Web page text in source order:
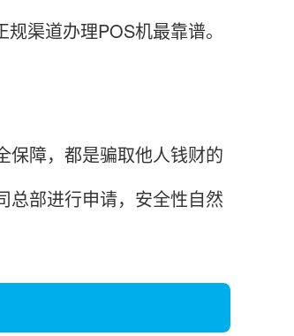
渠道办理POS机最靠谱。
保障，都是骗取他人钱财的
总部进行申请，安全性自然